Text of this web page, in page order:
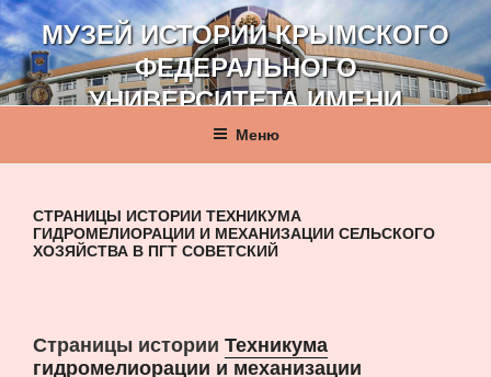
Перейти
к
содержимому
МУЗЕЙ ИСТОРИИ КРЫМСКОГО
ФЕДЕРАЛЬНОГО
УНИВЕРСИТЕТА ИМЕНИ
В. И. ВЕРНАДСКОГО
Меню
СТРАНИЦЫ ИСТОРИИ ТЕХНИКУМА
ГИДРОМЕЛИОРАЦИИ И МЕХАНИЗАЦИИ СЕЛЬСКОГО
ХОЗЯЙСТВА В ПГТ СОВЕТСКИЙ
Страницы истории Техникума
гидромелиорации и механизации